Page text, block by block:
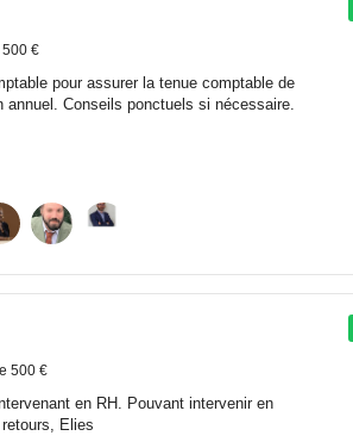
€
pour assurer la tenue comptable de
Conseils ponctuels si nécessaire.
500 €
en RH. Pouvant intervenir en
Elies